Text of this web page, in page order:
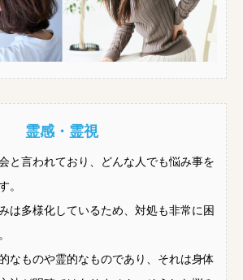
霊感・霊視
と言われており、どんな人でも悩み事を
。
は多様化しているため、対処も非常に困
なものや霊的なものであり、それは身体